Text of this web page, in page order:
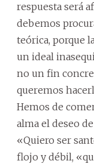
respuesta será
debemos
teórica, porque
un ideal
no un fin
queremos
Hemos de
alma el deseo
«Quiero ser
flojo y débil,